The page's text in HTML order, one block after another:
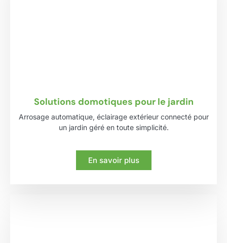
Solutions domotiques pour le jardin
Arrosage automatique, éclairage extérieur connecté pour
un jardin géré en toute simplicité.
En savoir plus